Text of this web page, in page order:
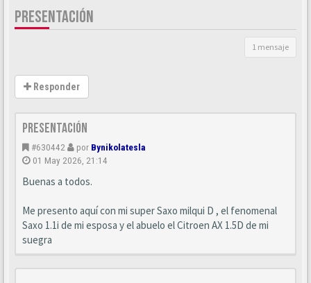
PRESENTACIÓN
1 mensaje
Responder
Presentación
#630442 por Bynikolatesla
01 May 2026, 21:14
Buenas a todos.
Me presento aquí con mi super Saxo milqui D , el fenomenal
Saxo 1.1i de mi esposa y el abuelo el Citroen AX 1.5D de mi
suegra